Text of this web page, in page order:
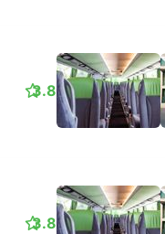
3.8
3.8